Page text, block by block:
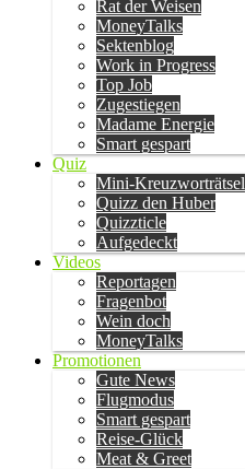
Rat der Weisen
MoneyTalks
Sektenblog
Work in Progress
Top Job
Zugestiegen
Madame Energie
Smart gespart
Quiz
Mini-Kreuzworträtsel
Quizz den Huber
Quizzticle
Aufgedeckt
Videos
Reportagen
Fragenbot
Wein doch
MoneyTalks
Promotionen
Gute News
Flugmodus
Smart gespart
Reise-Glück
Meat & Greet